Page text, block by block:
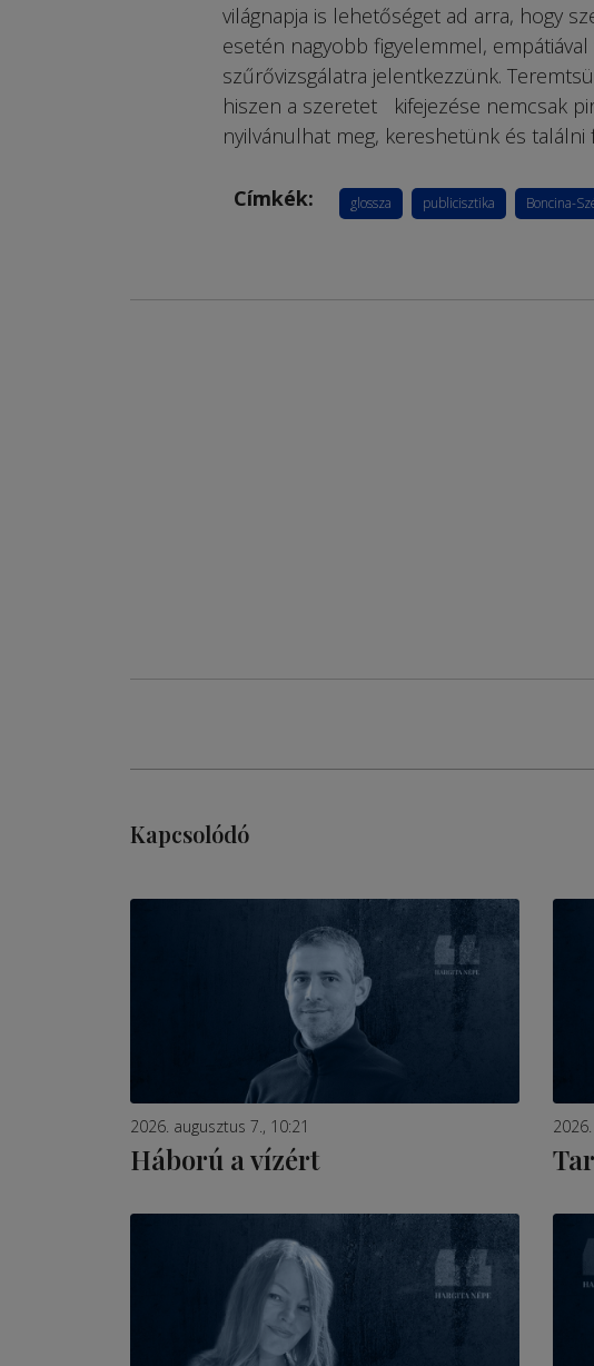
világnapja is lehetőséget ad arra, hogy
esetén nagyobb figyelemmel,
szűrővizsgálatra jelentkezzünk.
hiszen a szeretet kifejezése nemcsak
nyilvánulhat meg, kereshetünk és
Címkék: glossza publicisztika Boncina-
Kapcsolódó
2026. augusztus 7., 10:21
Háború a vízért